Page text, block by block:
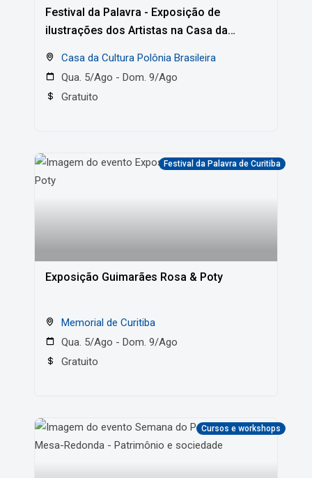
Festival da Palavra - Exposição de
ilustrações dos Artistas na Casa da
Grudzien; Izabel Livinski
Casa da Cultura Polônia Brasileira
Qua. 5/Ago - Dom. 9/Ago
Gratuito
Festival da Palavra de Curitiba
Exposição Guimarães Rosa & Poty
Memorial de Curitiba
Qua. 5/Ago - Dom. 9/Ago
Gratuito
Cursos e workshops